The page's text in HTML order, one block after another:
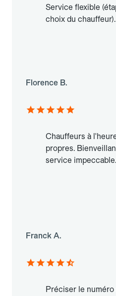
Service flexible
choix du chauffeur).
Florence B.
Chauffeurs à
propres.
service impeccable.
Franck A.
Préciser le numéro